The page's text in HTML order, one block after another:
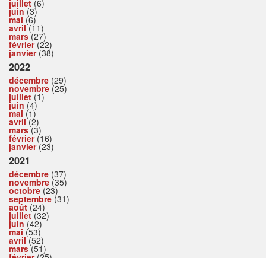
juillet(6)
juin (3)
mai (6)
avril(11)
mars(27)
février(22)
janvier(38)
2022
décembre (29)
novembre (25)
juillet (1)
juin (4)
mai (1)
avril(2)
mars(3)
février(16)
janvier(23)
2021
décembre (37)
novembre (35)
octobre (23)
septembre (31)
août (24)
juillet(32)
juin (42)
mai (53)
avril(52)
mars(51)